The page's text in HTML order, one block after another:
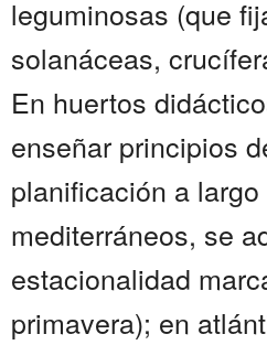
leguminosas (que
solanáceas,
En huertos
enseñar principios
planificación a
mediterráneos, se
estacionalidad
primavera); en